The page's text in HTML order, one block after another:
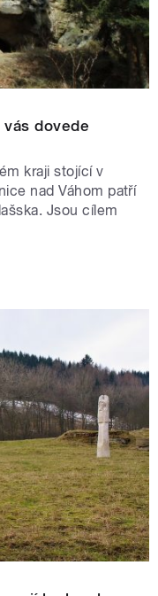
dovede
kraji stojící v
nad Váhom patří
Jsou cílem